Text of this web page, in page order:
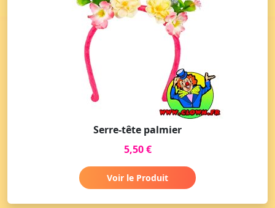
Serre-tête palmier
5,50 €
Voir le Produit